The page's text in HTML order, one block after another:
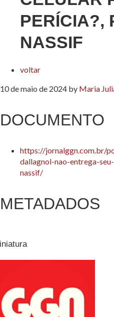
PERÍCIA?,
NASSIF
voltar
10 de maio de 2024 by Maria
DOCUMENTO
https://jornalggn.com.br/
dallagnol-nao-entrega-
nassif/
METADADOS